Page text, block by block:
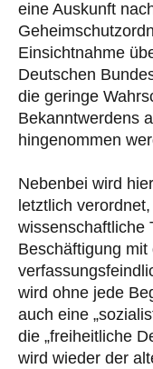
eine Auskunft
Einsichtnahme
Deutschen
die geringe
Bekanntwerdens
hingenommen
Nebenbei wird
letztlich
wissenschaftliche
Beschäftigung
wird ohne jede
auch eine
die „freiheitliche
wird wieder der